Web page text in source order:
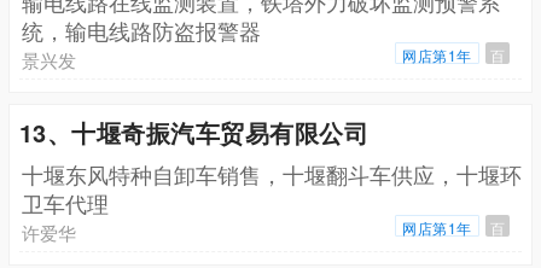
统，输电线路防盗报警器
景兴发 网店第1年 百
13、十堰奇振汽车贸易有限公司
十堰东风特种自卸车销售，十堰翻斗车供应，十堰环
卫车代理
许爱华 网店第1年 百